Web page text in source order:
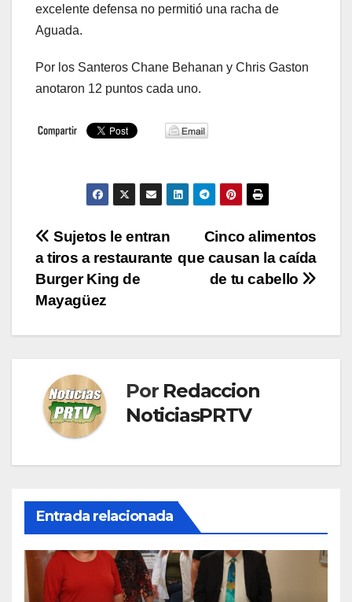
excelente defensa no permitió una racha de
Aguada.
Por los Santeros Chane Behanan y Chris Gaston
anotaron 12 puntos cada uno.
Navegación
de
entradas
Cinco alimentos
que causan la caída
de tu cabello
Sujetos le entran
a tiros a restaurante
Burger King de
Mayagüez
Por Redaccion
NoticiasPRTV
Entrada relacionada